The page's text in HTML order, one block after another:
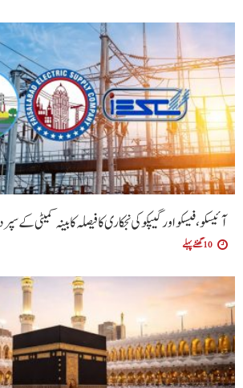
آئیسکو، فیسکو اور گیپکو کی نجکاری کا فیصلہ کابینہ کمیٹی کے سپرد
10 گھنٹے پہلے